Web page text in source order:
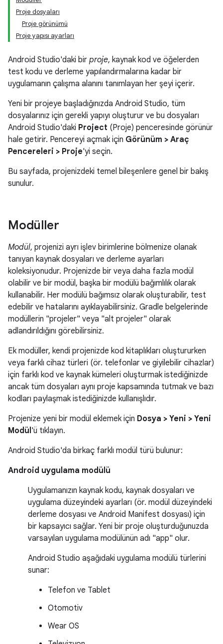
Proje dosyaları
Proje görünümü
Proje yapısı ayarları
Android Studio'daki bir proje, kaynak kod ve öğelerden
test kodu ve derleme yapılandırmalarına kadar bir
uygulamanın çalışma alanını tanımlayan her şeyi içerir.
Yeni bir projeye başladığınızda Android Studio, tüm
dosyalarınız için gerekli yapıyı oluşturur ve bu dosyaları
Android Studio'daki Project (Proje) penceresinde görünür
hale getirir. Pencereyi açmak için Görünüm > Araç
Pencereleri > Proje'yi seçin.
Bu sayfada, projenizdeki temel bileşenlere genel bir bakış
sunulur.
Modüller
Modül, projenizi ayrı işlev birimlerine bölmenize olanak
tanıyan kaynak dosyaları ve derleme ayarları
koleksiyonudur. Projenizde bir veya daha fazla modül
olabilir ve bir modül, başka bir modülü bağımlılık olarak
kullanabilir. Her modülü bağımsız olarak oluşturabilir, test
edebilir ve hatalarını ayıklayabilirsiniz. Gradle belgelerinde
modüllerin "projeler" veya "alt projeler" olarak
adlandırıldığını görebilirsiniz.
Ek modüller, kendi projenizde kod kitaplıkları oluştururken
veya farklı cihaz türleri (ör. telefonlar ve giyilebilir cihazlar)
için farklı kod ve kaynak kümeleri oluşturmak istediğinizde
ancak tüm dosyaları aynı proje kapsamında tutmak ve bazı
kodları paylaşmak istediğinizde kullanışlıdır.
Projenize yeni bir modül eklemek için Dosya > Yeni > Yeni
Modül'ü tıklayın.
Android Studio'da birkaç farklı modül türü bulunur:
Android uygulama modülü
Uygulamanızın kaynak kodu, kaynak dosyaları ve
uygulama düzeyindeki ayarları (ör. modül düzeyindeki
derleme dosyası ve Android Manifest dosyası) için
bir kapsayıcı sağlar. Yeni bir proje oluşturduğunuzda
varsayılan uygulama modülünün adı "app" olur.
Android Studio aşağıdaki uygulama modülü türlerini
sunar:
Telefon ve Tablet
Otomotiv
Wear OS